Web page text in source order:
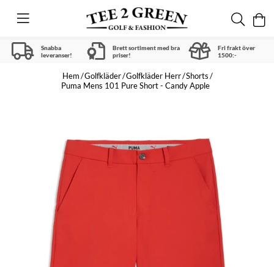
Snabba
leveranser!
Brett sortiment med bra
priser!
Fri frakt över
1500:-
Hem Golfkläder Golfkläder Herr Shorts
Puma Mens 101 Pure Short - Candy Apple